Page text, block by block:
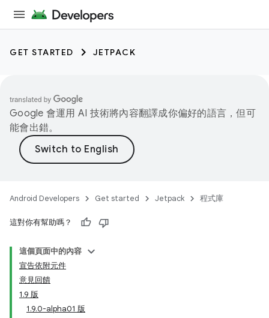
GET STARTED JETPACK
Google 會運用 AI 技術將內容翻譯成你偏好的語言，但可
能會出錯。
Android Developers Get started Jetpack 程式庫
這對你有幫助嗎？
這個頁面中的內容
宣告依附元件
意見回饋
1.9 版
1.9.0-alpha01 版